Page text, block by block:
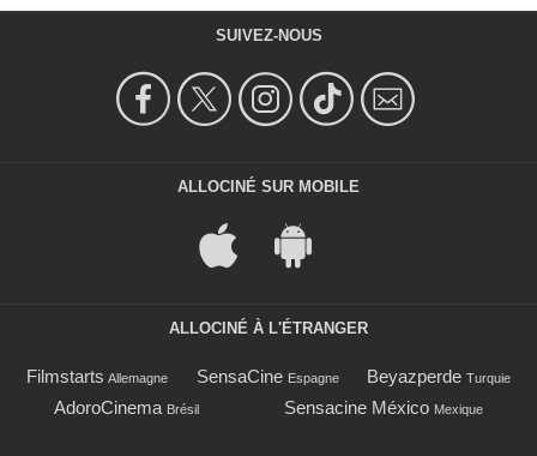
SUIVEZ-NOUS
ALLOCINÉ SUR MOBILE
ALLOCINÉ À L'ÉTRANGER
Filmstarts Allemagne SensaCine Espagne Beyazperde Turquie
AdoroCinema Brésil Sensacine México Mexique